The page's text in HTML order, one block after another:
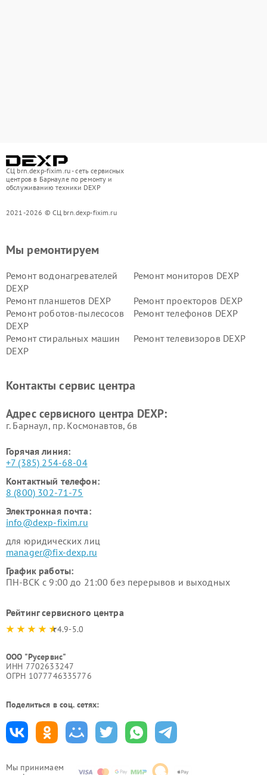
СЦ brn.dexp-fixim.ru - сеть сервисных
центров в Барнауле по ремонту и
обслуживанию техники DEXP
2021-2026 © СЦ brn.dexp-fixim.ru
Мы принимаем
Мы ремонтируем
Ремонт водонагревателей
DEXP
Ремонт мониторов DEXP
Ремонт планшетов DEXP
Ремонт проекторов DEXP
Ремонт роботов-пылесосов
DEXP
Ремонт телефонов DEXP
Ремонт стиральных машин
DEXP
Ремонт телевизоров DEXP
Ремонт серверов DEXP
Ремонт мини пк DEXP
Контакты сервис центра
Адрес сервисного центра DEXP:
г. Барнаул, ​пр. Космонавтов, 6в
Горячая линия:
+7 (385) 254-68-04
Контактный телефон:
8 (800) 302-71-75
Электронная почта:
info@dexp-fixim.ru
для юридических лиц
manager@fix-dexp.ru
График работы:
ПН-ВСК с 9:00 до 21:00 без перерывов и выходных
Рейтинг сервисного центра
4.9-5.0
ООО "Русервис"
ИНН 7702633247
ОГРН 1077746335776
Поделиться в соц. сетях: